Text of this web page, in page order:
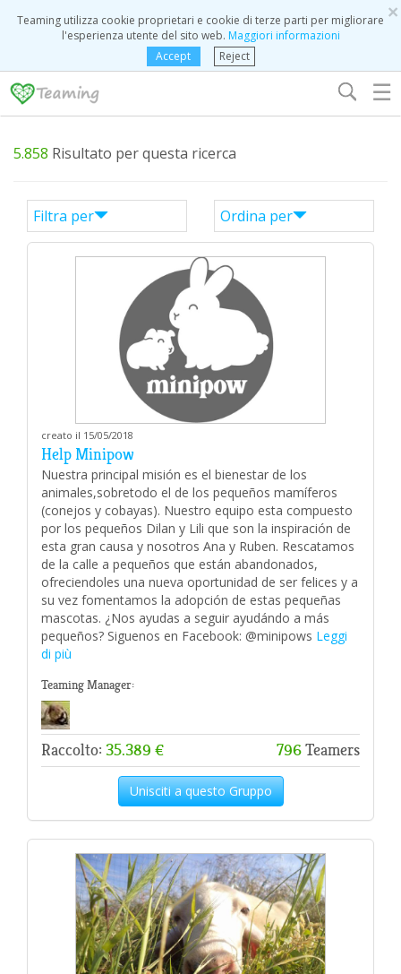
×
Teaming utilizza cookie proprietari e cookie di terze parti per migliorare
l'esperienza utente del sito web. Maggiori informazioni
Accept
Reject
☰
5.858 Risultato per questa ricerca
Filtra per Ordina per
creato il 15/05/2018
Help Minipow
Nuestra principal misión es el bienestar de los
animales,sobretodo el de los pequeños mamíferos
(conejos y cobayas). Nuestro equipo esta compuesto
por los pequeños Dilan y Lili que son la inspiración de
esta gran causa y nosotros Ana y Ruben. Rescatamos
de la calle a pequeños que están abandonados,
ofreciendoles una nueva oportunidad de ser felices y a
su vez fomentamos la adopción de estas pequeñas
mascotas. ¿Nos ayudas a seguir ayudándo a más
pequeños? Siguenos en Facebook: @minipows Leggi
di più
Teaming Manager:
Raccolto: 35.389 € 796Teamers
Unisciti a questo Gruppo